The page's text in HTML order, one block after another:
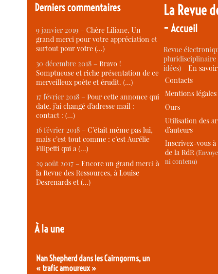
Derniers commentaires
9 janvier 2019 –Chère Liliane, Un
grand merci pour votre appréciation et
surtout pour votre (…)
30 décembre 2018 –Bravo !
Somptueuse et riche présentation de ce
merveilleux poète et érudit. (…)
17 février 2018 –Pour cette annonce qui
date, j’ai changé d’adresse mail :
contact : (…)
16 février 2018 –C’était même pas lui,
mais c’est tout comme : c’est Aurélie
Filipetti qui a (…)
29 août 2017 –Encore un grand merci à
la Revue des Ressources, à Louise
Desrenards et (…)
À la une
Nan Shepherd dans les Cairngorms, un
« trafic amoureux »
La Revue
-Accueil
Revue
idées) -En
Contacts
Mentions légales
Ours
Utilisation des
d’auteurs
Inscrivez-vous
de la RdR
ni contenu)